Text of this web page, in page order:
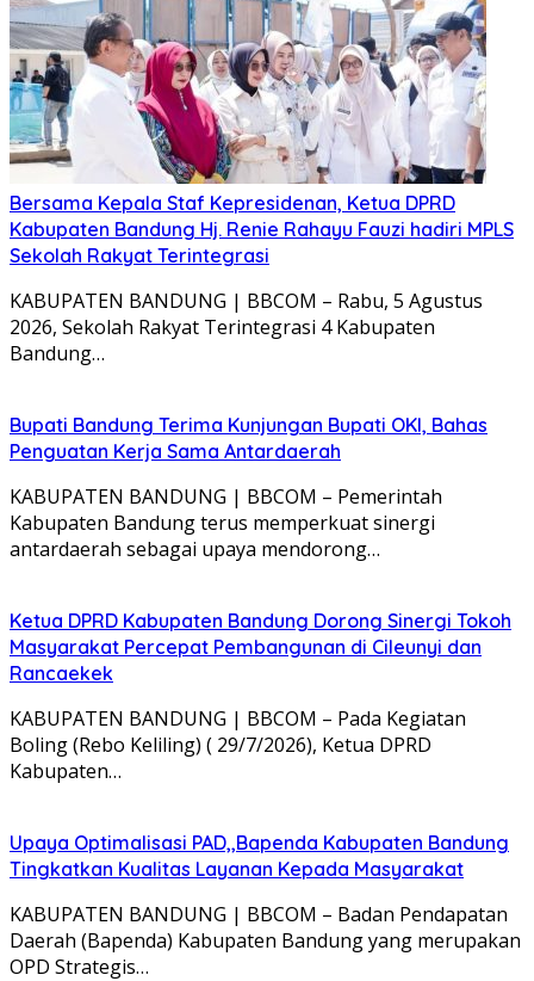
Bersama Kepala Staf Kepresidenan, Ketua DPRD
Kabupaten Bandung Hj. Renie Rahayu Fauzi hadiri MPLS
Sekolah Rakyat Terintegrasi
KABUPATEN BANDUNG | BBCOM – Rabu, 5 Agustus
2026, Sekolah Rakyat Terintegrasi 4 Kabupaten
Bandung…
Bupati Bandung Terima Kunjungan Bupati OKI, Bahas
Penguatan Kerja Sama Antardaerah
KABUPATEN BANDUNG | BBCOM – Pemerintah
Kabupaten Bandung terus memperkuat sinergi
antardaerah sebagai upaya mendorong…
Ketua DPRD Kabupaten Bandung Dorong Sinergi Tokoh
Masyarakat Percepat Pembangunan di Cileunyi dan
Rancaekek
KABUPATEN BANDUNG | BBCOM – Pada Kegiatan
Boling (Rebo Keliling) ( 29/7/2026), Ketua DPRD
Kabupaten…
Upaya Optimalisasi PAD,,Bapenda Kabupaten Bandung
Tingkatkan Kualitas Layanan Kepada Masyarakat
KABUPATEN BANDUNG | BBCOM – Badan Pendapatan
Daerah (Bapenda) Kabupaten Bandung yang merupakan
OPD Strategis…